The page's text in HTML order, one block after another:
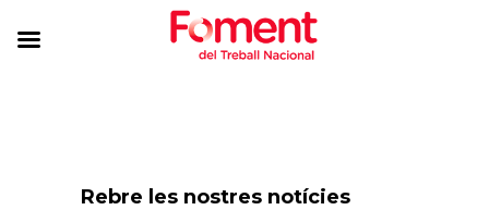
Rebre les nostres notícies